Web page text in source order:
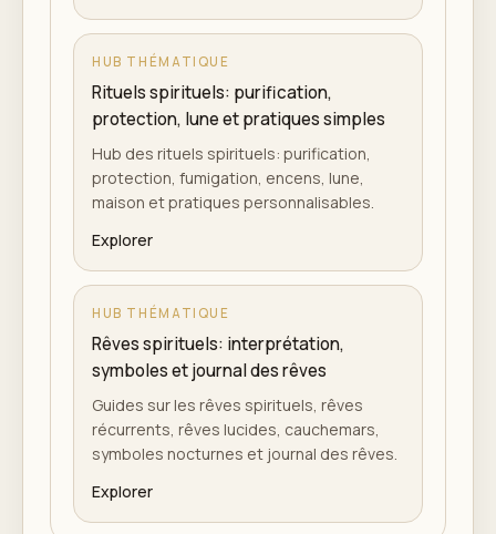
HUB THÉMATIQUE
Rituels spirituels: purification,
protection, lune et pratiques simples
Hub des rituels spirituels: purification,
protection, fumigation, encens, lune,
maison et pratiques personnalisables.
Explorer
HUB THÉMATIQUE
Rêves spirituels: interprétation,
symboles et journal des rêves
Guides sur les rêves spirituels, rêves
récurrents, rêves lucides, cauchemars,
symboles nocturnes et journal des rêves.
Explorer